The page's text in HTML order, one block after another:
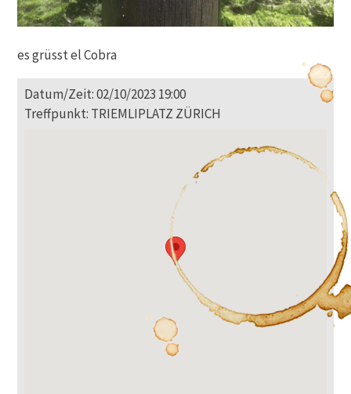
es grüsst el Cobra
Datum/Zeit: 02/10/2023 19:00
Treffpunkt: TRIEMLIPLATZ ZÜRICH